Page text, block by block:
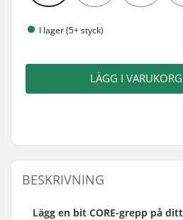
I lager (5+ styck)
LÄGG I VARUKORG
BESKRIVNING
Lägg en bit CORE-grepp på